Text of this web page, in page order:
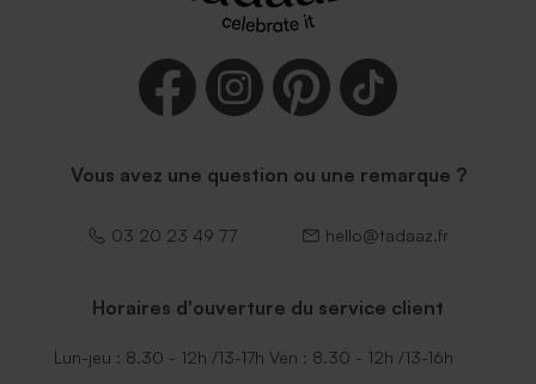
Vous avez une question ou une remarque ?
03 20 23 49 77 hello@tadaaz.fr
Horaires d'ouverture du service client
Lun-jeu : 8.30 - 12h /13-17h Ven : 8.30 - 12h /13-16h